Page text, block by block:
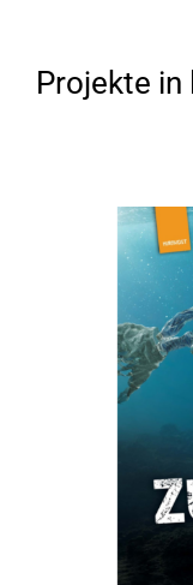
Projekte